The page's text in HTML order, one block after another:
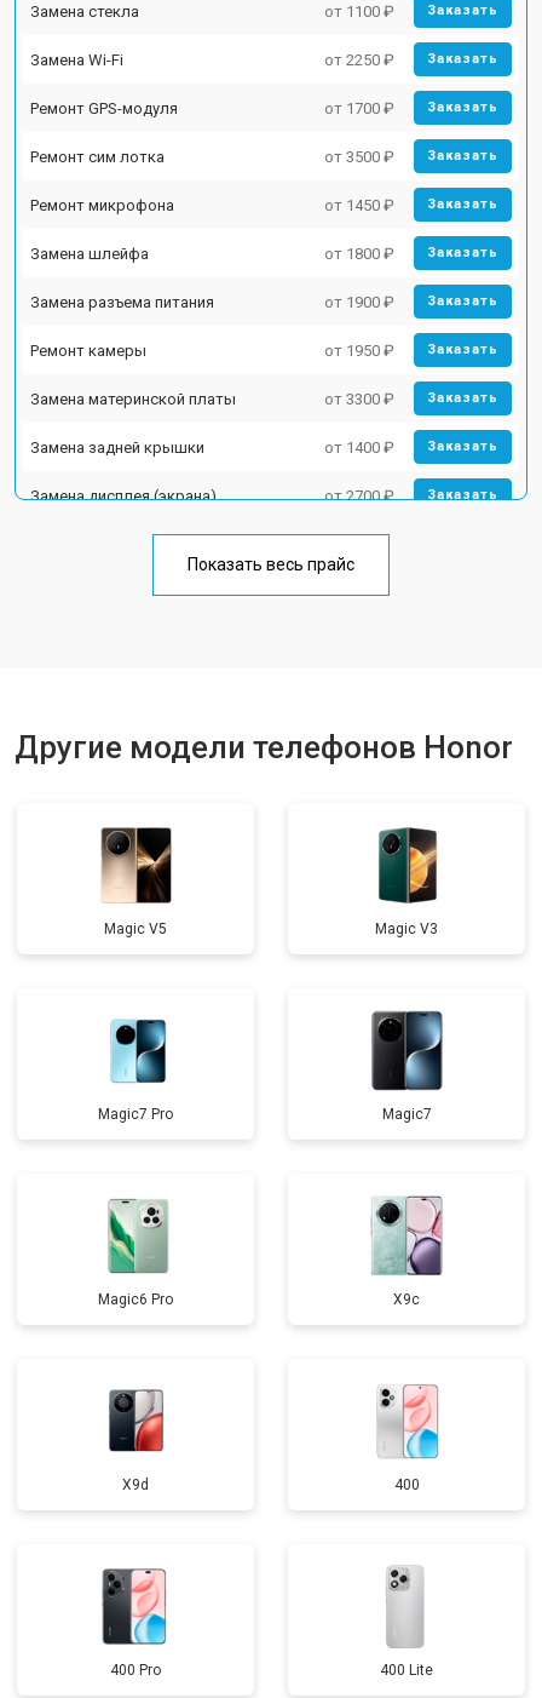
Замена стекла от 1100 ₽ Заказать
Замена Wi-Fi от 2250 ₽ Заказать
Ремонт GPS-модуля от 1700 ₽ Заказать
Ремонт сим лотка от 3500 ₽ Заказать
Ремонт микрофона от 1450 ₽ Заказать
Замена шлейфа от 1800 ₽ Заказать
Замена разъема питания от 1900 ₽ Заказать
Ремонт камеры от 1950 ₽ Заказать
Замена материнской платы от 3300 ₽ Заказать
Замена задней крышки от 1400 ₽ Заказать
Замена дисплея (экрана) от 2700 ₽ Заказать
Замена кнопки включения от 1750 ₽
Показать весь прайс
Другие модели телефонов Honor
Magic V5 Magic V3
Magic7 Pro Magic7
Magic6 Pro X9c
X9d 400
400 Pro 400 Lite